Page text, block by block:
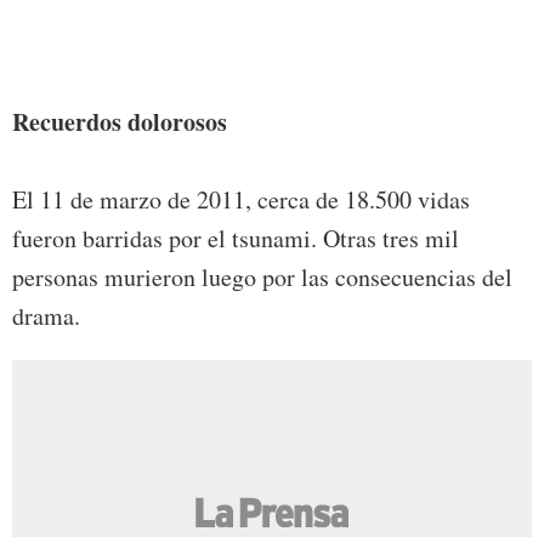
Recuerdos dolorosos
El 11 de marzo de 2011, cerca de 18.500 vidas
fueron barridas por el tsunami. Otras tres mil
personas murieron luego por las consecuencias del
drama.